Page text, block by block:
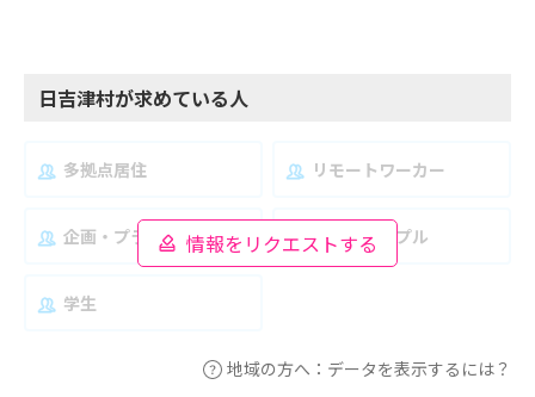
日吉津村が求めている人
情報をリクエストする
多拠点居住 リモートワーカー
企画・プランナー 夫婦・カップル
学生
地域の方へ：データを表示するには？